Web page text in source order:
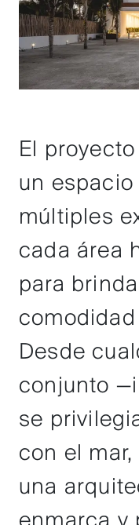
El
un
múltiples
cada área
para
Desde
conjunto
se
con el
una